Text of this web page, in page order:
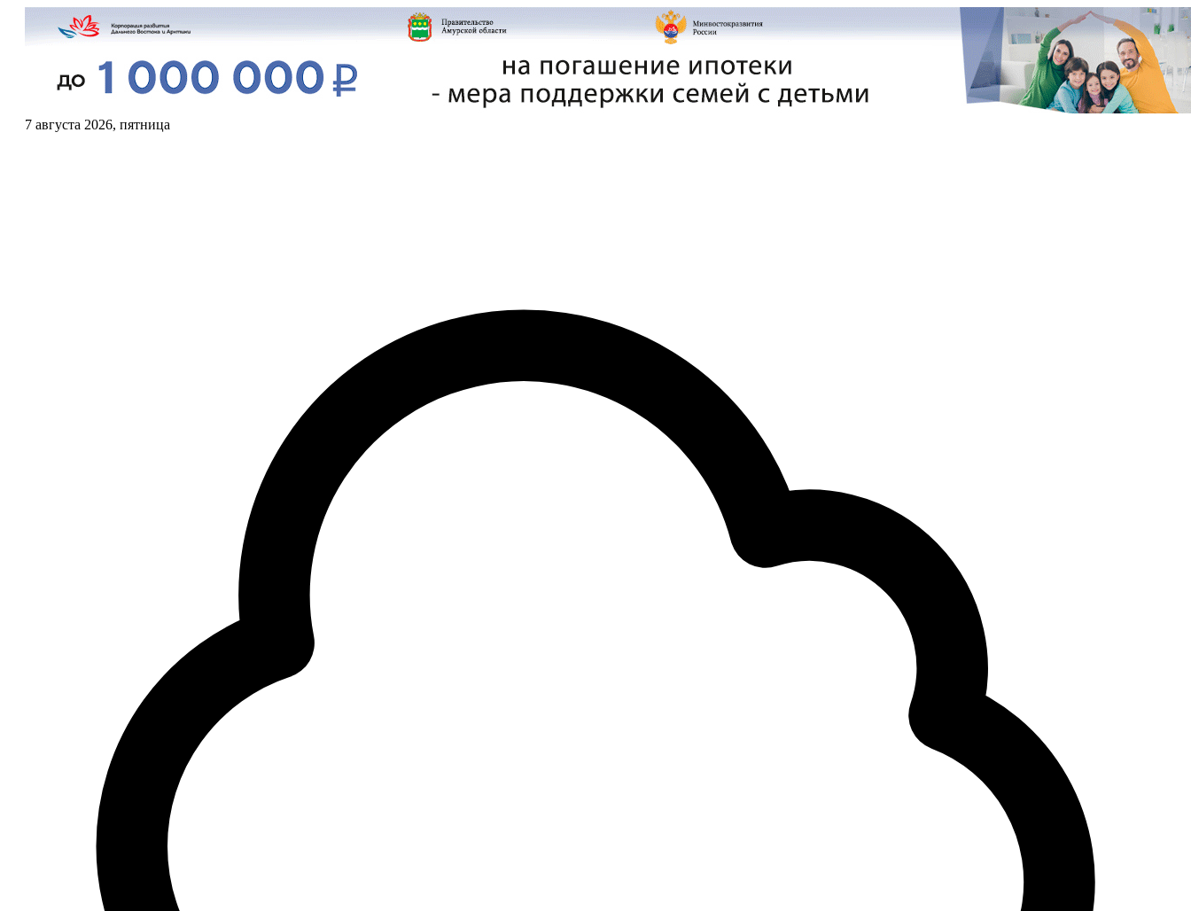
7 августа 2026, пятница